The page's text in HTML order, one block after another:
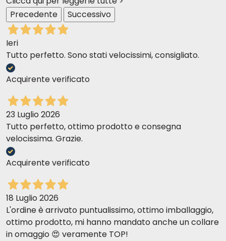
Precedente
Successivo
Ieri
Tutto perfetto. Sono stati velocissimi, consigliato.
Acquirente verificato
23 Luglio 2026
Tutto perfetto, ottimo prodotto e consegna
velocissima. Grazie.
Acquirente verificato
18 Luglio 2026
L'ordine è arrivato puntualissimo, ottimo imballaggio,
ottimo prodotto, mi hanno mandato anche un collare
in omaggio 😍 veramente TOP!